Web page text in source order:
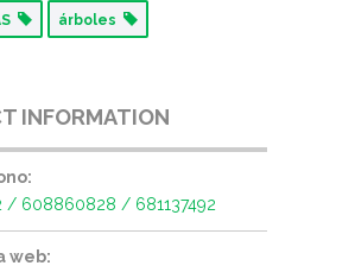
árboles
INFORMATION
/ 608860828 / 681137492
web: